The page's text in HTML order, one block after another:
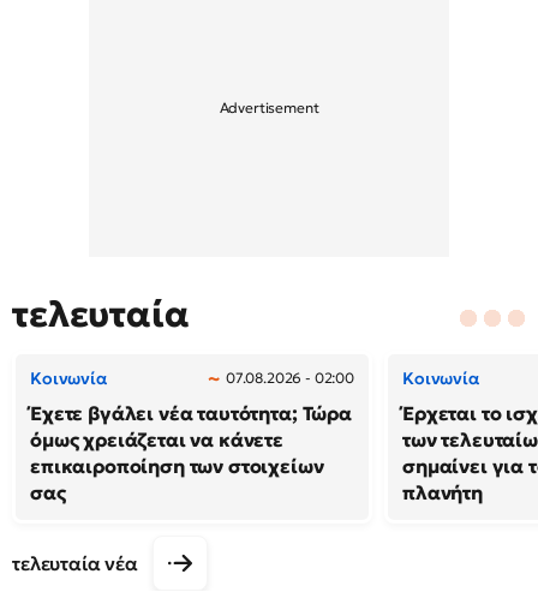
τελευταία
Κοινωνία 07.08.2026 - 02:00
Έχετε βγάλει νέα ταυτότητα; Τώρα
όμως χρειάζεται να κάνετε
επικαιροποίηση των στοιχείων
σας
Κοινωνία
Έρχεται το
των
σημαίνει για
πλανήτη
τελευταία νέα